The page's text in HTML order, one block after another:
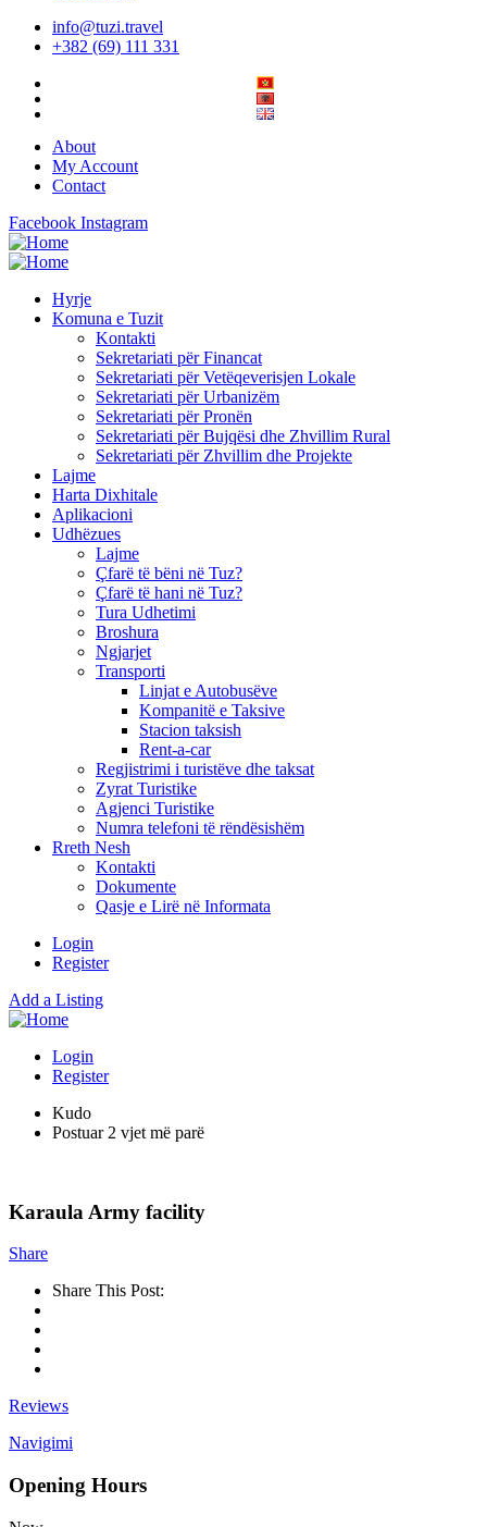
info@tuzi.travel
+382 (69) 111 331
About
My Account
Contact
Facebook Instagram
Hyrje
Komuna e Tuzit
Kontakti
Sekretariati për Financat
Sekretariati për Vetëqeverisjen Lokale
Sekretariati për Urbanizëm
Sekretariati për Pronën
Sekretariati për Bujqësi dhe Zhvillim Rural
Sekretariati për Zhvillim dhe Projekte
Lajme
Harta Dixhitale
Aplikacioni
Udhëzues
Lajme
Çfarë të bëni në Tuz?
Çfarë të hani në Tuz?
Tura Udhetimi
Broshura
Ngjarjet
Transporti
Linjat e Autobusëve
Kompanitë e Taksive
Stacion taksish
Rent-a-car
Regjistrimi i turistëve dhe taksat
Zyrat Turistike
Agjenci Turistike
Numra telefoni të rëndësishëm
Rreth Nesh
Kontakti
Dokumente
Qasje e Lirë në Informata
Login
Register
Add a Listing
Login
Register
Kudo
Postuar 2 vjet më parë
Karaula Army facility
Share
Share This Post:
Reviews
Navigimi
Opening Hours